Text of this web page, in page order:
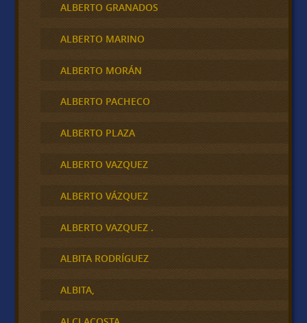
ALBERTO GRANADOS
ALBERTO MARINO
ALBERTO MORÁN
ALBERTO PACHECO
ALBERTO PLAZA
ALBERTO VAZQUEZ
ALBERTO VÁZQUEZ
ALBERTO VAZQUEZ .
ALBITA RODRÍGUEZ
ALBITA,